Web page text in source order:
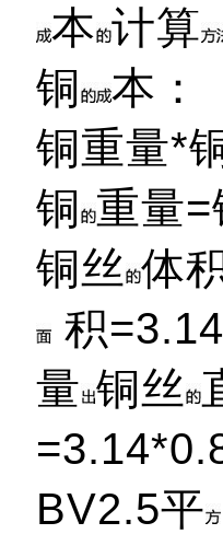
本 计算
铜
本：
铜重量*
铜 重量=
铜丝 体
积
量 铜丝
BV2.5平